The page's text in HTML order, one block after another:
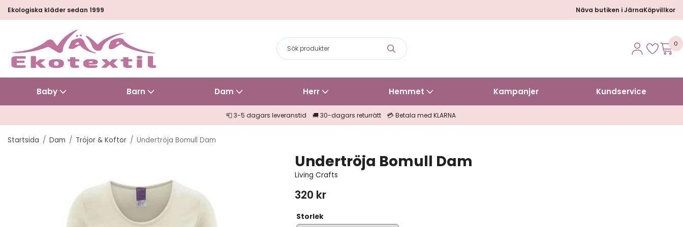
Ekologiska kläder sedan 1999 Näva butiken i JärnaKöpvillkor
0
Baby Barn Dam Herr Hemmet Kampanjer Kundservice
📮 3-5 dagars leveranstid 🚚 30-dagars returrätt 💳 Betala med KLARNA
Startsida / Dam / Tröjor & Koftor / Undertröja Bomull Dam
Undertröja Bomull Dam
Living Crafts
320 kr
Storlek